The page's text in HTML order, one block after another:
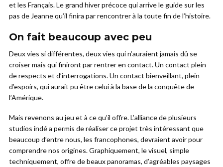
et les Français. Le grand hiver précoce qui arrive le guide sur les
pas de Jeanne qu’il finira par rencontrer à la toute fin de l’histoire.
On fait beaucoup avec peu
Deux vies si différentes, deux vies qui n’auraient jamais dû se
croiser mais qui finiront par rentrer en contact. Un contact plein
de respects et d’interrogations. Un contact bienveillant, plein
d’espoirs, qui aurait pu être celui à la base de la conquête de
l’Amérique.
Mais revenons au jeu et à ce qu’il offre. L’alliance de plusieurs
studios indé a permis de réaliser ce projet très intéressant que
beaucoup d’entre nous, les francophones, devraient avoir pour
comprendre nos origines. Graphiquement, le visuel, simple
techniquement, offre de beaux panoramas, d’agréables paysages